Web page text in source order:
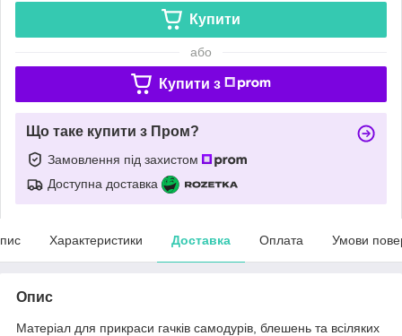
Купити
або
Купити з
Що таке купити з Пром?
Замовлення під захистом
Доступна доставка
Характеристики Доставка Оплата Умови
Опис
Матеріал для прикраси гачків самодурів, блешень та всіляких